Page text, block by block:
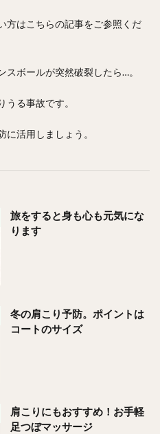
方はこちらの記事をご参照くだ
スボールが突然破裂したら…。
る事故です。
活用しましょう。
旅をすると身も心も元気にな
ります
冬の肩こり予防。ポイントは
コートのサイズ
肩こりにもおすすめ！お手軽
足つぼマッサージ